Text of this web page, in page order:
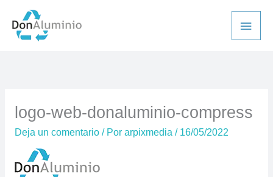
contenido
logo-web-donaluminio-compress
Deja un comentario / Por arpixmedia / 16/05/2022